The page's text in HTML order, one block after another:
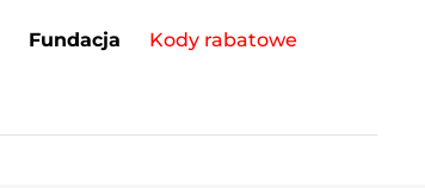
Fundacja Kody rabatowe